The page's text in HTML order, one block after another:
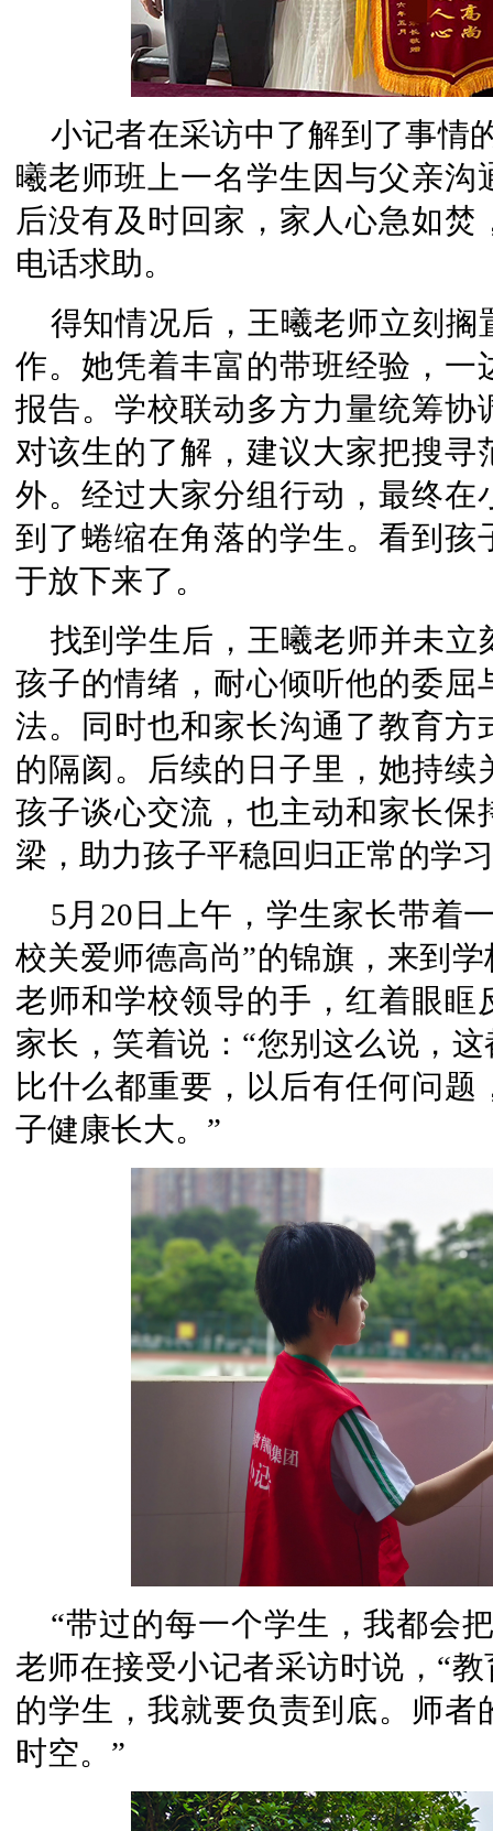
小记者在采访中了解到了事情
曦老师班上一名学生因与父亲
后没有及时回家，家人心急如
电话求助。
得知情况后，王曦老师立刻
作。她凭着丰富的带班经验，
报告。学校联动多方力量统筹
对该生的了解，建议大家把搜
外。经过大家分组行动，最终
到了蜷缩在角落的学生。看到
于放下来了。
找到学生后，王曦老师并未
孩子的情绪，耐心倾听他的委
法。同时也和家长沟通了教育
的隔阂。后续的日子里，她持
孩子谈心交流，也主动和家长
梁，助力孩子平稳回归正常的学
5月20日上午，学生家长带着
校关爱师德高尚”的锦旗，来到
老师和学校领导的手，红着眼
家长，笑着说：“您别这么说，
比什么都重要，以后有任何问
子健康长大。”
“带过的每一个学生，我都会
老师在接受小记者采访时说，“
的学生，我就要负责到底。师
时空。”